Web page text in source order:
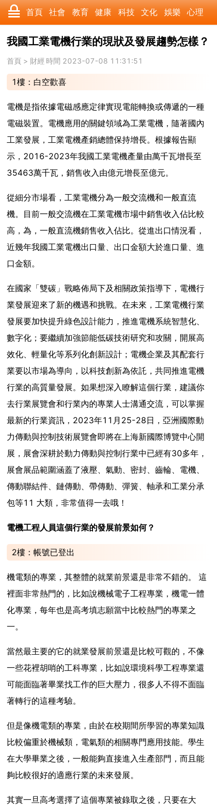
首頁 社會 教育 健康 科技 文化 娛樂 心理
數碼 汽車 美食 遊戲 時尚 家居 財經 旅遊
科學 育兒 職場 歷史 體育 寵物
收藏 國際
我國工業電機行業的現狀及發展趨勢怎樣？
首頁 > 財經 時間 2023-07-08 11:31:51
1樓：白空歡喜
電機是指依據電磁感應定律實現電能轉換或傳遞的一種
電磁裝置。電機應用的關鍵領域為工業電機，隨著國內
工業發展，工業電機產銷總體保持增長。根據報告顯
示，2016-2023年我國工業電機產量由萬千瓦增長至
35463萬千瓦，銷售收入由億元增長至億元。
從細分市場看，工業電機分為一般交流機和一般直流
機。目前一般交流機在工業電機市場中銷售收入佔比較
高，為，一般直流機銷售收入佔比。從進出口情況看，
近幾年我國工業電機出口量、出口金額大於進口量、進
口金額。
在國家「雙碳」戰略佈局下及相關政策指導下，電機行
業發展迎來了新的機遇和挑戰。在未來，工業電機行業
發展要加快提升綠色設計能力，推進電機系統智慧化、
數字化；要繼續加強節能低碳技術研究和攻關，開展高
效化、輕量化等系列化創新設計；電機企業及其配套行
業要以市場為導向，以科技創新為依託，共同推進電機
行業的高質量發展。如果想深入瞭解這個行業，建議你
去行業展覽會和行業內的專業人士溝通交流，可以掌握
最新的行業資訊，2023年11月25-28日，亞洲國際動
力傳動與控制技術展覽會即將在上海新國際博覽中心開
展，展會深耕於動力傳動與控制行業中已經有30多年，
展會展品範圍涵蓋了液壓、氣動、密封、齒輪、電機、
傳動聯結件、鏈傳動、帶傳動、彈簧、軸承和工業分承
包等11 大類，非常值得一去哦！
電機工程人員這個行業的發展前景如何？
2樓：帳號已登出
機電類的專業，其整體的就業前景還是非常不錯的。 這
裡面非常熱門的，比如說機械電子工程專業，機電一體
化專業，每年也是高考填志願當中比較熱門的專業之
一。
當然最主要的它的就業發展前景還是比較可觀的，不像
一些花裡胡哨的工科專業，比如說環境科學工程專業還
可能面臨著畢業找工作的巨大壓力，很多人不得不面臨
著轉行的這種考驗。
但是像機電類的專業，由於在校期間所學習的專業知識
比較偏重於機械類，電氣類的相關專門應用技能。學生
在大學畢業之後，一般能夠直接進入生產部門，而且能
夠比較很好的適應行業的未來發展。
其實一旦高考選擇了這個專業被錄取之後，只要在大